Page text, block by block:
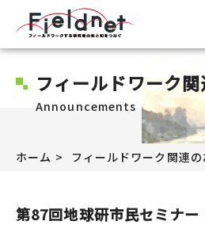
フィールドワーク
Announcements
ホーム フィールドワーク関連
第87回地球研市民セミナ